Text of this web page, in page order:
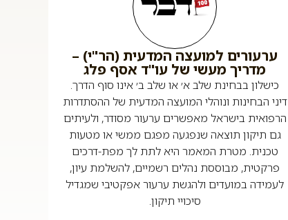
ערעורים למועצה המדעית (הר"י) –
מדריך מעשי של עו"ד אסף פלג
כישלון בבחינת שלב א׳ או שלב ב׳ אינו סוף הדרך.
דיני הבחינות ונוהלי המועצה המדעית של ההסתדרות
הרפואית בישראל מאפשרים ערעור מסודר, ולעיתים
גם תיקון תוצאה שנפגעה מפגם ממשי או מטעות
טכנית. מטרת המאמר היא לתת לך מפת-דרכים
פרקטית, מבוססת נהלים רשמיים, להשלמת עיון,
לעמידה במועדים ולהגשת ערעור אפקטיבי שמגדיל
סיכויי תיקון.